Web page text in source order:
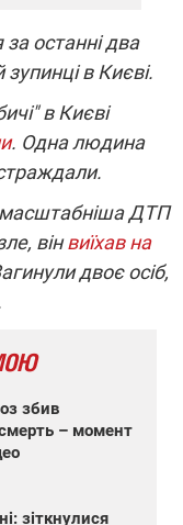
останні два
в Києві.
в Києві
. Одна людина
масштабніша ДТП
вінвиїхав на
двоє осіб,
збив
– момент
зіткнулися